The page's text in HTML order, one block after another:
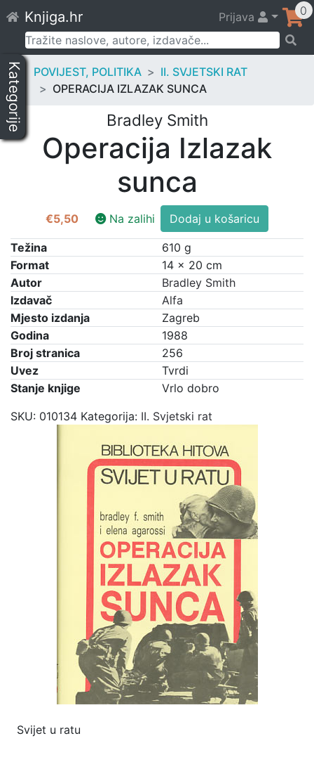
to
content
Knjiga.hr Prijava 0
Pretraži:
Kategorije POVIJEST, POLITIKA
II. SVJETSKI RAT
OPERACIJA IZLAZAK SUNCA
Bradley Smith
Operacija Izlazak
sunca
€5,50 Na zalihi
Operacija
Izlazak
sunca
količina
Dodaj u košaricu
Težina
610 g
Format
14 × 20 cm
Autor
Bradley Smith
Izdavač
Alfa
Mjesto izdanja
Zagreb
Godina
1988
Broj stranica
256
Uvez
Tvrdi
Stanje knjige
Vrlo dobro
SKU: 010134 Kategorija: II. Svjetski rat
Svijet u ratu